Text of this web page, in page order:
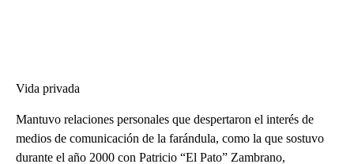
Vida privada
Mantuvo relaciones personales que despertaron el interés de
medios de comunicación de la farándula, como la que sostuvo
durante el año 2000 con Patricio “El Pato” Zambrano,